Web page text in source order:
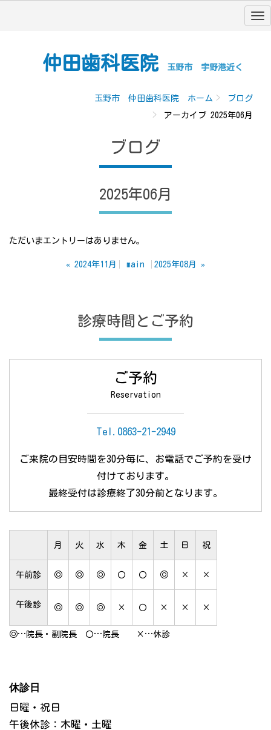
仲田歯科医院 玉野市 宇野港近く
玉野市 仲田歯科医院 ホーム
ブログ
アーカイブ 2025年06月
ブログ
2025年06月
ただいまエントリーはありません。
« 2024年11月 main 2025年08月 »
診療時間とご予約
ご予約
Reservation
Tel. 0863-21-2949
ご来院の目安時間を30分毎に、
お電話でご予約を受け
付けております。
最終受付は診療終了30分前となります。
月 火 水 木 金 土 日 祝
午前診 ◎ ◎ ◎ 〇 〇 ◎ × ×
午後診 ◎ ◎ ◎ × 〇 × × ×
◎…院長・副院長 〇…院長 ×…休診
休診日
日曜・祝日
午後休診：木曜・土曜